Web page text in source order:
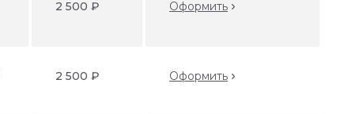
2 500 ₽ Оформить
2 500 ₽ Оформить